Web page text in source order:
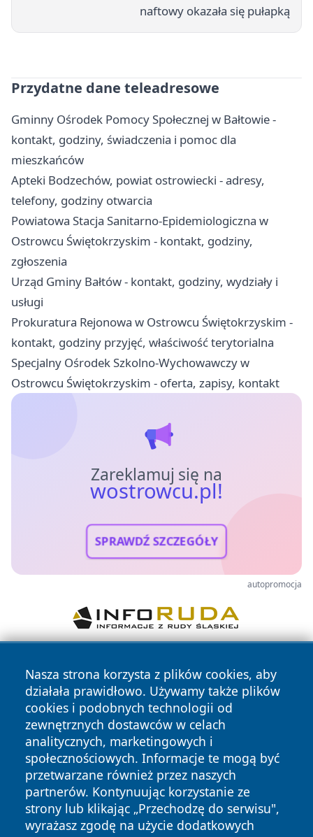
naftowy okazała się pułapką
Przydatne dane teleadresowe
Gminny Ośrodek Pomocy Społecznej w Bałtowie -
kontakt, godziny, świadczenia i pomoc dla
mieszkańców
Apteki Bodzechów, powiat ostrowiecki - adresy,
telefony, godziny otwarcia
Powiatowa Stacja Sanitarno-Epidemiologiczna w
Ostrowcu Świętokrzyskim - kontakt, godziny,
zgłoszenia
Urząd Gminy Bałtów - kontakt, godziny, wydziały i
usługi
Prokuratura Rejonowa w Ostrowcu Świętokrzyskim -
kontakt, godziny przyjęć, właściwość terytorialna
Specjalny Ośrodek Szkolno-Wychowawczy w
Ostrowcu Świętokrzyskim - oferta, zapisy, kontakt
Zareklamuj się na
wostrowcu.pl!
SPRAWDŹ SZCZEGÓŁY
autopromocja
Nasza strona korzysta z plików cookies, aby
działała prawidłowo. Używamy także plików
cookies i podobnych technologii od
zewnętrznych dostawców w celach
analitycznych, marketingowych i
społecznościowych. Informacje te mogą być
przetwarzane również przez naszych
partnerów. Kontynuując korzystanie ze
strony lub klikając „Przechodzę do serwisu",
wyrażasz zgodę na użycie dodatkowych
Copyright © 2026 wostrowcu.pl Wszystkie prawa zastrzeżone.
News Autorzy
Polityka
Prywatności
Polityka
Cookies